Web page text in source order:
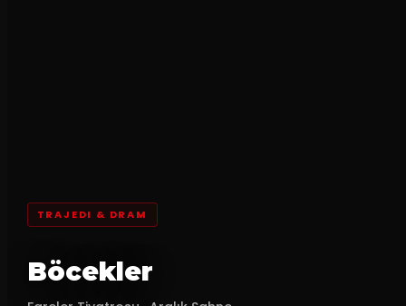
TRAJEDI & DRAM
Böcekler